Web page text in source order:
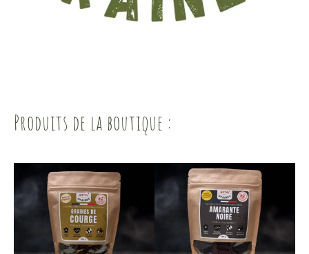
Produits de la boutique :